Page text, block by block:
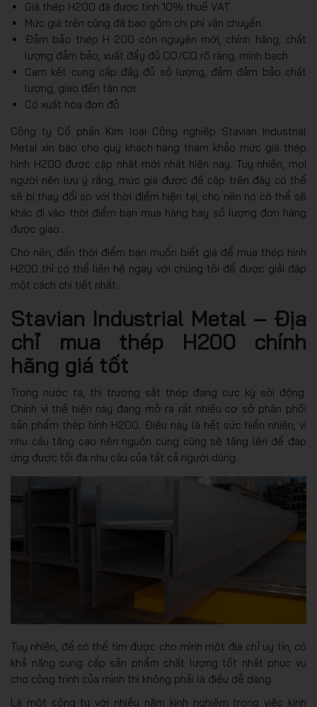
Giá thép H200 đã được tính 10% thuế VAT.
Mức giá trên cũng đã bao gồm chi phí vận chuyển.
Đảm bảo thép H 200 còn nguyên mới, chính hãng, chất
lượng đảm bảo, xuất đẩy đủ CO/CQ rõ ràng, minh bạch.
Cam kết cung cấp đầy đủ số lượng, đảm đảm bảo chất
lượng, giao đến tận nơi.
Có xuất hóa đơn đỏ
Công ty Cổ phần Kim loại Công nghiệp Stavian Industrial
Metal xin báo cho quý khách hàng tham khảo mức giá thép
hình H200 được cập nhật mới nhất hiện nay. Tuy nhiên, mọi
người nên lưu ý rằng, mức giá được đề cập trên đây có thể
sẽ bị thay đổi so với thời điểm hiện tại, cho nên nó có thể sẽ
khác đi vào thời điểm bạn mua hàng hay số lượng đơn hàng
được giao…
Cho nên, đến thời điểm bạn muốn biết giá để mua thép hình
H200 thì có thể liên hệ ngay với chúng tôi để được giải đáp
một cách chi tiết nhất.
Stavian Industrial Metal – Địa
chỉ mua thép H200 chính
hãng giá tốt
Trong nước ta, thị trường sắt thép đang cực kỳ sôi động.
Chính vì thế hiện nay đang mở ra rất nhiều cơ sở phân phối
sản phẩm thép hình H200. Điều này là hết sức hiển nhiên, vì
nhu cầu tăng cao nên nguồn cung cũng sẽ tăng lên để đáp
ứng được tối đa nhu cầu của tất cả người dùng.
Tuy nhiên, để có thể tìm được cho mình một địa chỉ uy tín, có
khả năng cung cấp sản phẩm chất lượng tốt nhất phục vụ
cho công trình của mình thì không phải là điều dễ dàng.
Là một công ty với nhiều năm kinh nghiệm trong việc kinh